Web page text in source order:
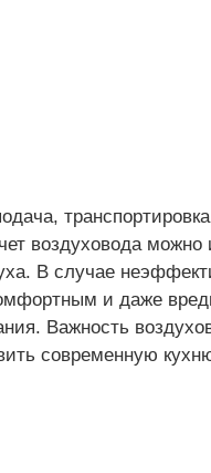
воздуховода можно
В случае
и даже
Важность
современную